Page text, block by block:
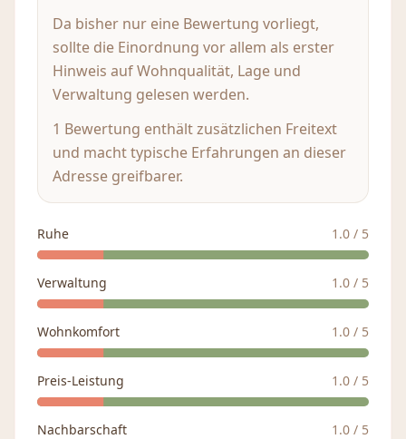
Da bisher nur eine Bewertung vorliegt,
sollte die Einordnung vor allem als erster
Hinweis auf Wohnqualität, Lage und
Verwaltung gelesen werden.
1 Bewertung enthält zusätzlichen Freitext
und macht typische Erfahrungen an dieser
Adresse greifbarer.
Ruhe 1.0 / 5
Verwaltung 1.0 / 5
Wohnkomfort 1.0 / 5
Preis-Leistung 1.0 / 5
Nachbarschaft 1.0 / 5